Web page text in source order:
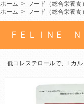
ホーム > フード（総合栄養食）
ホーム > フード（総合栄養食）
ＦＥＬＩＮＥ Ｎ
低コレステロールで、Lカ